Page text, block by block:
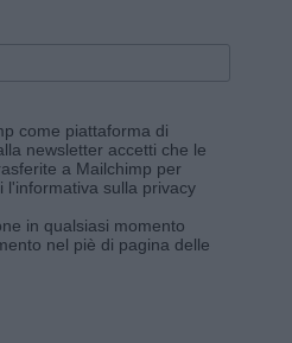
come piattaforma di
newsletter accetti che le
a Mailchimp per
l'informativa sulla privacy
in qualsiasi momento
nel piè di pagina delle